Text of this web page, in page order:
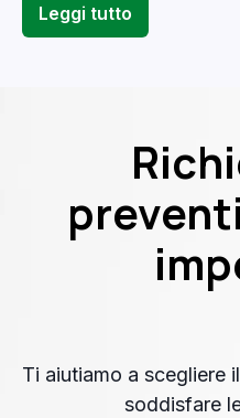
Leggi tutto
Ti aiutiamo a scegliere
soddisfare